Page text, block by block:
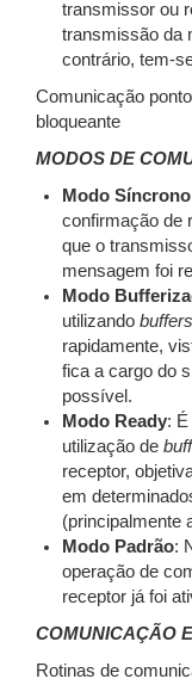
transmissor ou
transmissão da
contrário, tem-
Comunicação
bloqueante
MODOS DE
Modo Síncrono
confirmação de
que o
mensagem foi
Modo
utilizandobuffers
rapidamente,
fica a cargo do
possível.
Modo Ready:
utilização de
receptor,
em
(principalmente
Modo Padrão:
operação de
receptor já foi
COMUNICAÇÃO
Rotinas de